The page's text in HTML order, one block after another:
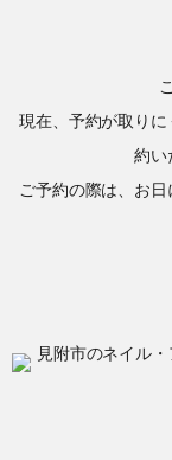
現在、予約が取り
約い
ご予約の際は、お